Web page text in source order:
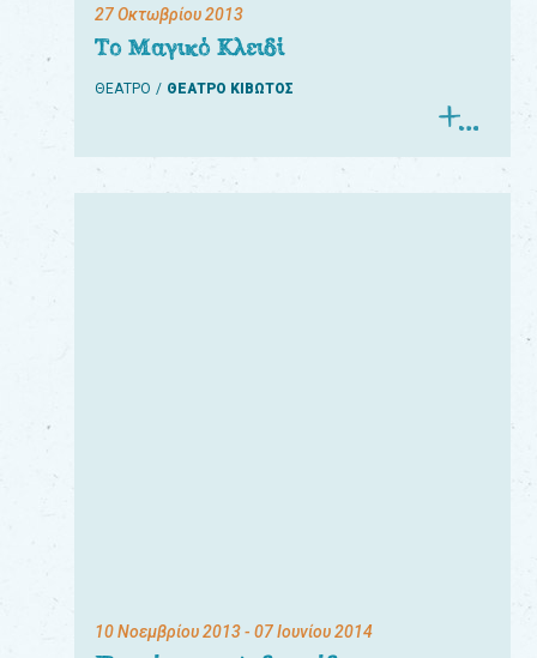
27 Οκτωβρίου 2013
Το Μαγικό Κλειδί
ΘΕΑΤΡΟ ΘΕΑΤΡΟ ΚΙΒΩΤΟΣ
10 Νοεμβρίου 2013- 07 Ιουνίου 2014